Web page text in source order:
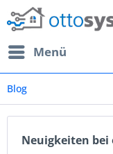
Menü
Blog
Neuigkeiten